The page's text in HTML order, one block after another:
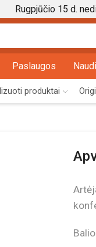
Rugpjūčio 15 d.
Paslaugos
produktai